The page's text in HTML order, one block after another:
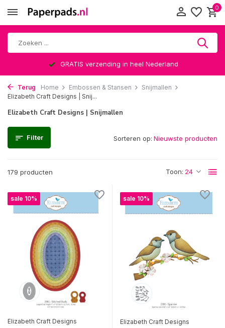
0
Altijd een leuke verrassing
Terug Home Embossen & Stansen
Snijmallen
Elizabeth Craft Designs | Snij...
Elizabeth Craft Designs | Snijmallen
Filter
179 producten Toon:
Sorteren op:
sale 10%
Elizabeth Craft Designs
sale 10%
Elizabeth Craft Designs